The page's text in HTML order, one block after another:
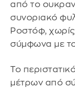
από το
συνοριακό
Ροστόφ,
σύμφωνα με
Το
μέτρων από